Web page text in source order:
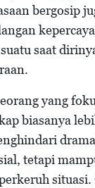
bergosip
saat
yang
biasanya
tetapi
situasi.